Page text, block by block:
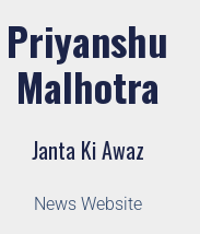
Priyanshu
Malhotra
Janta Ki Awaz
News Website